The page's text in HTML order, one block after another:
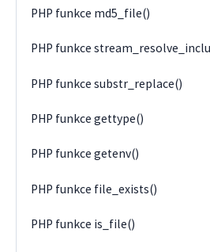
PHP funkce md5_file()
PHP funkce
PHP funkce substr_replace()
PHP funkce gettype()
PHP funkce getenv()
PHP funkce file_exists()
PHP funkce is_file()